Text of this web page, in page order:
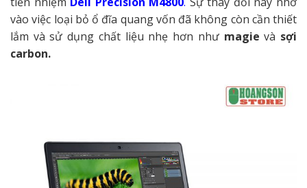
vào việc loại bỏ ổ đĩa quang vốn đã không còn cần thiết
lắm và sử dụng chất liệu nhẹ hơn như magie và sợi
carbon.